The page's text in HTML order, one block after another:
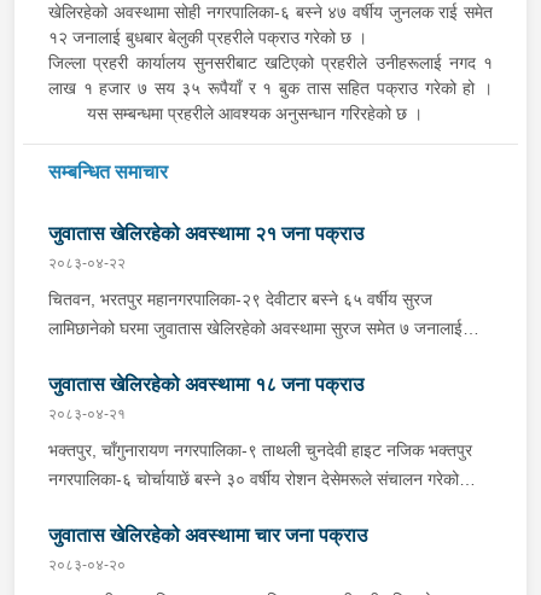
खेलिरहेको अवस्थामा सोही नगरपालिका-६ बस्ने ४७ वर्षीय जुनलक राई समेत
१२ जनालाई बुधबार बेलुकी प्रहरीले पक्राउ गरेको छ ।
जिल्ला प्रहरी कार्यालय सुनसरीबाट खटिएको प्रहरीले उनीहरूलाई नगद १
लाख १ हजार ७ सय ३५ रूपैयाँ र १ बुक तास सहित पक्राउ गरेको हो ।
यस सम्बन्धमा प्रहरीले आवश्यक अनुसन्धान गरिरहेको छ ।
सम्बन्धित समाचार
जुवातास खेलिरहेको अवस्थामा २१ जना पक्राउ
२०८३-०४-२२
चितवन, भरतपुर महानगरपालिका-२९ देवीटार बस्ने ६५ वर्षीय सुरज
लामिछानेको घरमा जुवातास खेलिरहेको अवस्थामा सुरज समेत ७ जनालाई
चितवनबाट खटिएको प्रहरीले उनीहरूलाई नगद १६ हजार २ सय ६५ रूपैयाँ
र ३ बुक तास सहित पक्राउ गरेको हो । यसैगरी चितवन, भरतपुर
महानगरपालिका-११ गोर्खालीटोल बस्ने बाला गुरूङको घरमा जुवातास
खेलिरहेको अवस्थामा सोही महानगरपालिका-११ बसेनी बस्ने ५० वर्षीय राजेश
प्रहरी कार्यालय चितवनबाट खटिएको प्रहरीले उनीहरूलाई नगद ८७ हजार ६
सय ७० रूपैयाँ र ४ बुक तास सहित पक्राउ गरेको हो । कञ्चनपुर, भीमदत्त
नगरपालिका-१८ मदन चोकस्थित ४२ वर्षीय देब बहादुर चन्दले संचालन गरेको
जुवातास खेलिरहेको अवस्थामा १८ जना पक्राउ
२०८३-०४-२१
भक्तपुर, चाँगुनारायण नगरपालिका-९ ताथली चुनदेवी हाइट नजिक भक्तपुर
नगरपालिका-६ चोर्चायाछें बस्ने ३० वर्षीय रोशन देसेमरूले संचालन गरेको
राति प्रहरीले पक्राउ गरेको छ । अस्थायी प्रहरी पोष्ट ताथलीबाट खटिएको
प्रहरीले उनीहरूलाई नगद १८ हजार ५ सय ५५ रूपैयाँ र ३ बुक तास सहित
जुवातास खेलिरहेको अवस्थामा चार जना पक्राउ
२०८३-०४-२०